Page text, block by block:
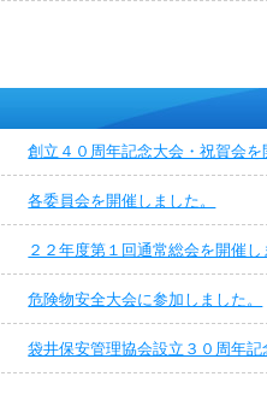
創立４０周年記念大会・祝賀会
各委員会を開催しました。
２２年度第１回通常総会を開催
危険物安全大会に参加しました。
袋井保安管理協会設立３０周年